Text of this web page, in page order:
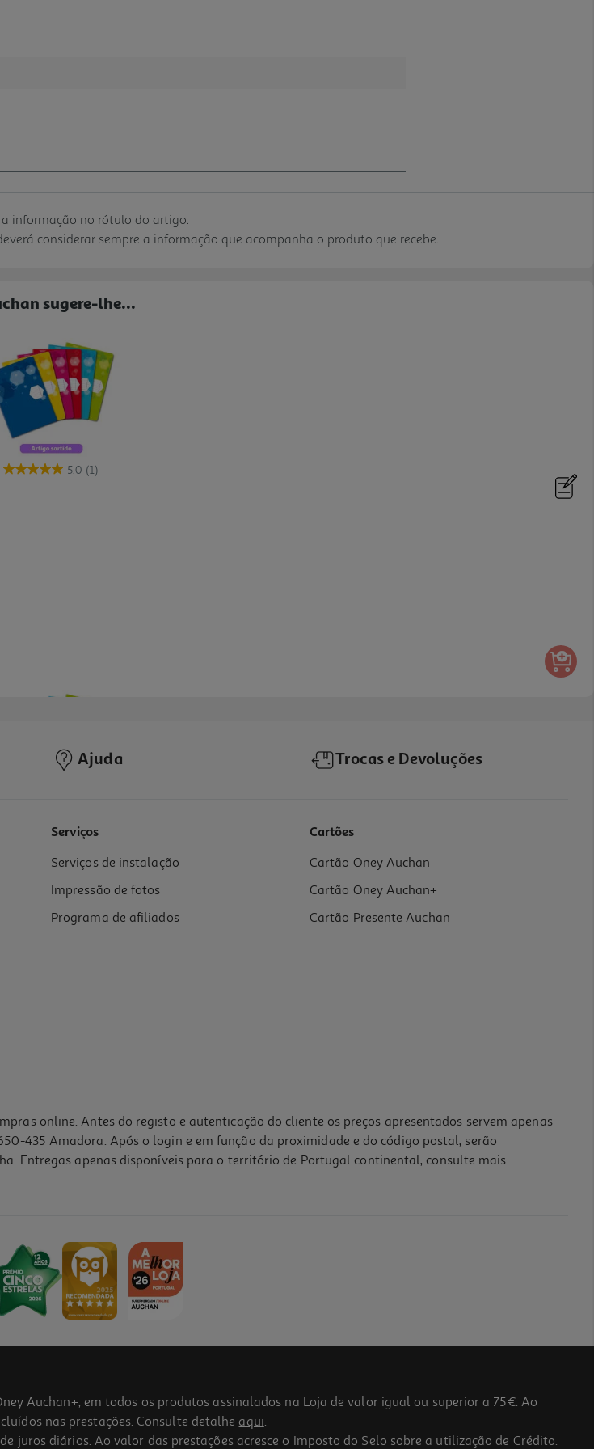
informação no rótulo do artigo.
considerar sempre a informação que acompanha o produto que recebe.
sugere-lhe...
5.0 (1)
Ajuda Trocas e Devoluções
Serviços
Serviços de instalação
Impressão de fotos
Programa de afiliados
Cartões
Cartão Oney Auchan
Cartão Oney Auchan+
Cartão Presente Auchan
online. Antes do registo e autenticação do cliente os preços apresentados servem apenas
435 Amadora. Após o login e em função da proximidade e do código postal, serão
Entregas apenas disponíveis para o território de Portugal continental, consulte mais
Auchan+, em todos os produtos assinalados na Loja de valor igual ou superior a 75€. Ao
nas prestações. Consulte detalhe aqui.
diários. Ao valor das prestações acresce o Imposto do Selo sobre a utilização de Crédito.